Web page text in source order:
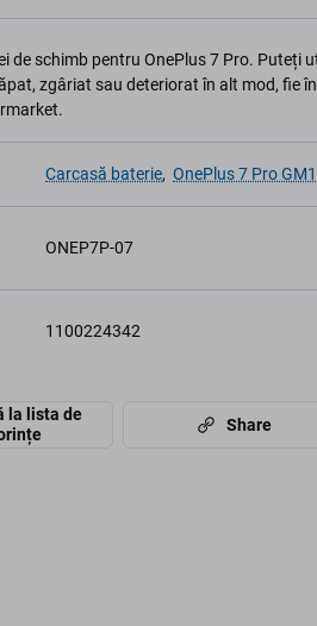
de schimb pentru OnePlus 7 Pro. Puteți
zgâriat sau deteriorat în alt mod, fie
Carcasă baterie, OnePlus 7 Pro
ONEP7P-07
1100224342
la lista de
Share